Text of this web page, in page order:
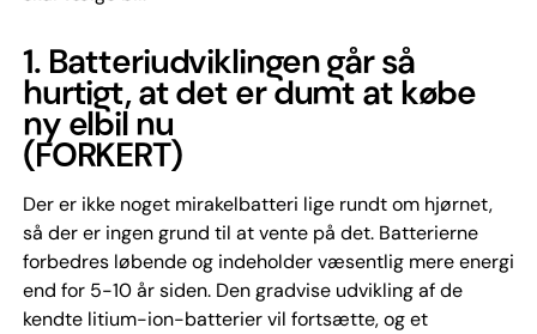
1. Batteriudviklingen går så
hurtigt, at det er dumt at købe
ny elbil nu
(FORKERT)
Der er ikke noget mirakelbatteri lige rundt om hjørnet,
så der er ingen grund til at vente på det. Batterierne
forbedres løbende og indeholder væsentlig mere energi
end for 5-10 år siden. Den gradvise udvikling af de
kendte litium-ion-batterier vil fortsætte, og et